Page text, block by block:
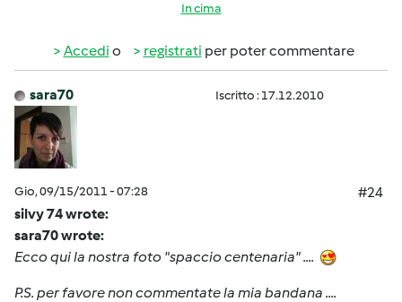
In cima
Accedi o registrati per poter commentare
sara70 Iscritto : 17.12.2010
Gio, 09/15/2011 - 07:28
#24
silvy 74 wrote:
sara70 wrote:
Ecco qui la nostra foto "spaccio centenaria" ....
P.S. per favore non commentate la mia bandana ....